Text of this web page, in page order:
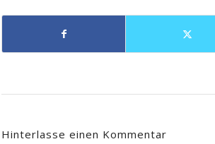
Hinterlasse einen Kommentar